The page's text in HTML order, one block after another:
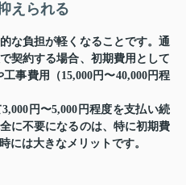
えられる
な負担が軽くなることです。通
契約する場合、初期費用として
事費用（15,000円〜40,000円程
円〜5,000円程度を支払い続
に不要になるのは、特に初期費
には大きなメリットです。